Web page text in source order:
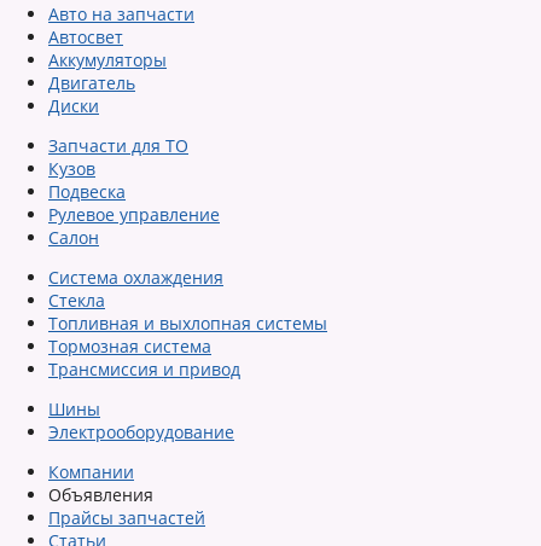
Авто на запчасти
Автосвет
Аккумуляторы
Двигатель
Диски
Запчасти для ТО
Кузов
Подвеска
Рулевое управление
Салон
Система охлаждения
Стекла
Топливная и выхлопная системы
Тормозная система
Трансмиссия и привод
Шины
Электрооборудование
Компании
Объявления
Прайсы запчастей
Статьи